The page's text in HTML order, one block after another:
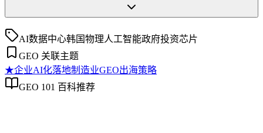
AI数据中心韩国物理人工智能政府投资芯片
GEO 关联主题
★企业AI化落地制造业GEO出海策略
GEO 101 百科推荐